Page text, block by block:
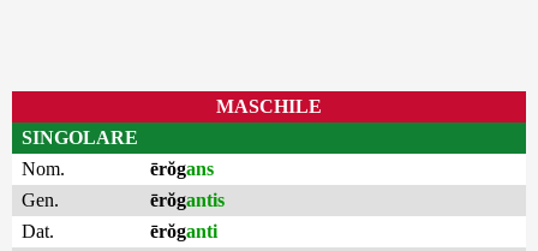
MASCHILE
SINGOLARE
Nom.
ērŏgans
Gen.
ērŏgantis
Dat.
ērŏganti